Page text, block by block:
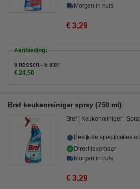
Morgen in huis
€ 3,29
Aanbieding:
8 flessen - 6 liter
€ 24,50
Bref keukenreiniger spray (750 ml)
Bref Keukenreiniger
Bekijk de specificaties
Direct leverbaar
Morgen in huis
€ 3,29